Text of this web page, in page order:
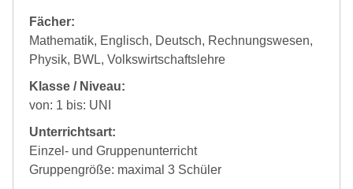
Fächer:
Mathematik, Englisch, Deutsch, Rechnungswesen,
Physik, BWL, Volkswirtschaftslehre
Klasse / Niveau:
von: 1 bis: UNI
Unterrichtsart:
Einzel- und Gruppenunterricht
Gruppengröße: maximal 3 Schüler